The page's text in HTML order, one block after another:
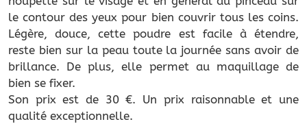
le contour des yeux pour bien couvrir tous les coins.
Légère, douce, cette poudre est facile à étendre,
reste bien sur la peau toute la journée sans avoir de
brillance. De plus, elle permet au maquillage de
bien se fixer.
Son prix est de 30 €. Un prix raisonnable et une
qualité exceptionnelle.